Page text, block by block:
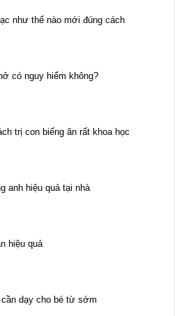
như thế nào mới đúng cách
có nguy hiểm không?
trị con biếng ăn rất khoa học
anh hiệu quả tại nhà
hiệu quả
dạy cho bé từ sớm